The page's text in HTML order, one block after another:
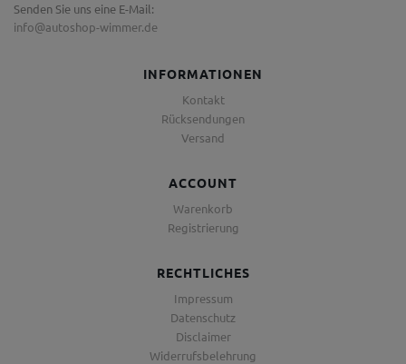
Senden Sie uns eine E-Mail:
info@autoshop-wimmer.de
INFORMATIONEN
Kontakt
Rücksendungen
Versand
ACCOUNT
Warenkorb
Registrierung
RECHTLICHES
Impressum
Datenschutz
Disclaimer
Widerrufsbelehrung